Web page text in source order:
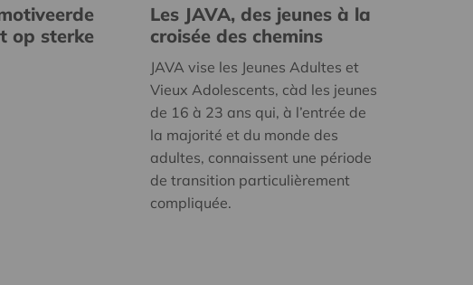
op sterke
Les JAVA, des jeunes à la
croisée des chemins
JAVA vise les Jeunes Adultes et
Vieux Adolescents, càd les jeunes
de 16 à 23 ans qui, à l’entrée de
la majorité et du monde des
adultes, connaissent une période
de transition particulièrement
compliquée.